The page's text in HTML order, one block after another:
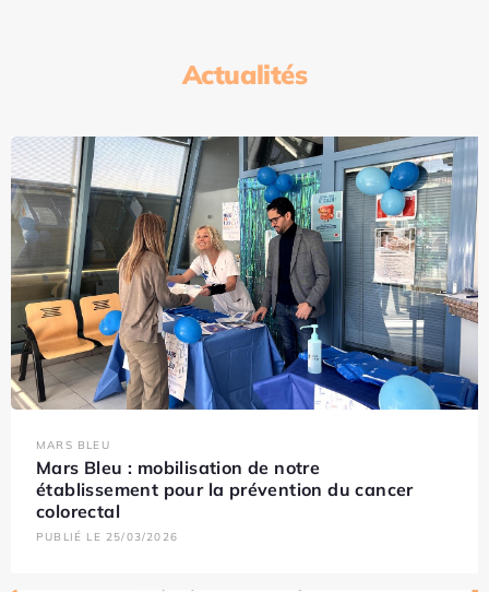
Actualités
MARS BLEU
Mars Bleu : mobilisation de notre
établissement pour la prévention du cancer
colorectal
PUBLIÉ LE 25/03/2026